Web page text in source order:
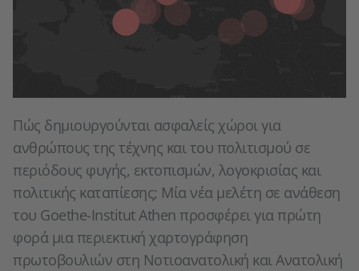
Πώς δημιουργούνται ασφαλείς χώροι για
ανθρώπους της τέχνης και του πολιτισμού σε
περιόδους φυγής, εκτοπισμών, λογοκρισίας και
πολιτικής καταπίεσης; Μία νέα μελέτη σε ανάθεση
του Goethe-Institut Athen προσφέρει για πρώτη
φορά μια περιεκτική χαρτογράφηση
πρωτοβουλιών στη Νοτιοανατολική και Ανατολική